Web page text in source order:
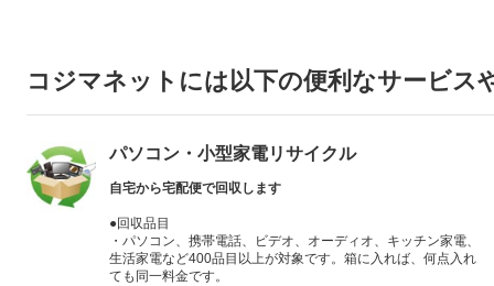
コジマネットには以下の便利なサービス
パソコン・小型家電リサイクル
自宅から宅配便で回収します
●回収品目
・パソコン、携帯電話、ビデオ、オーディオ、キッチン家電、
生活家電など400品目以上が対象です。箱に入れば、何点入れ
ても同一料金です。